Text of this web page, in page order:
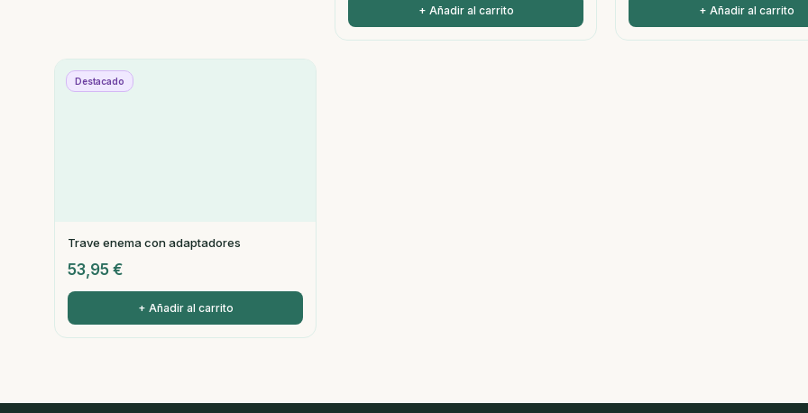
+ Añadir al carrito + Añadir al carrito
Destacado
Trave enema con adaptadores
53,95 €
+ Añadir al carrito